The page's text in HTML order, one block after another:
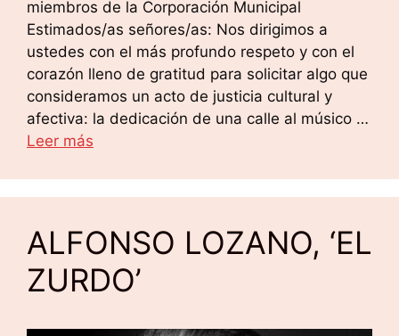
miembros de la Corporación Municipal
Estimados/as señores/as: Nos dirigimos a
ustedes con el más profundo respeto y con el
corazón lleno de gratitud para solicitar algo que
consideramos un acto de justicia cultural y
afectiva: la dedicación de una calle al músico …
Leer más
ALFONSO LOZANO, ‘EL
ZURDO’